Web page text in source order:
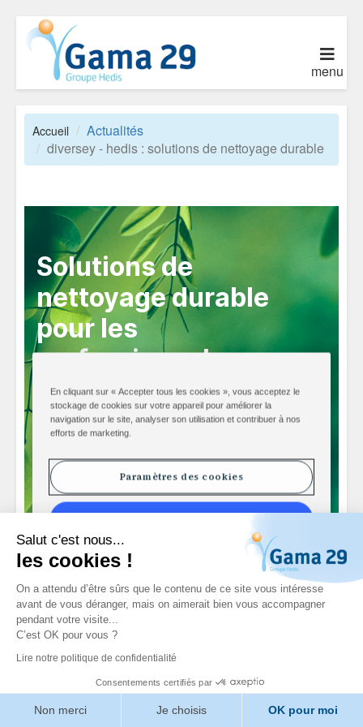
Salut c'est nous...
les cookies !
On a attendu d’être sûrs que le contenu de ce site vous intéresse
avant de vous déranger, mais on aimerait bien vous accompagner
pendant votre visite...
C’est OK pour vous ?
Lire notre politique de confidentialité
Consentements certifiés par
Non merci Je choisis OK pour moi
menu
Accueil
Actualités
diversey - hedis : solutions de nettoyage durable